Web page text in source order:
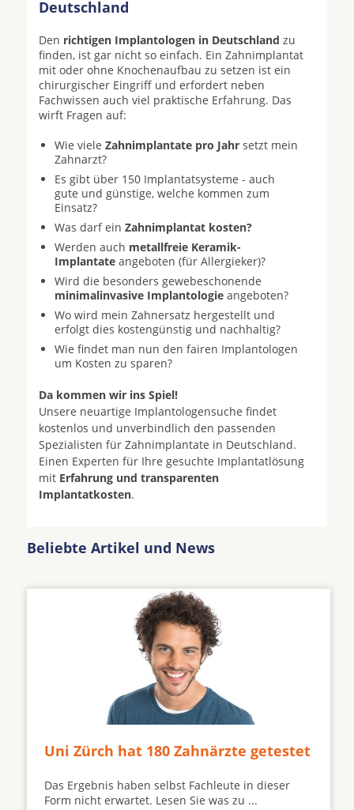
Deutschland
Den richtigen Implantologen in Deutschland zu
finden, ist gar nicht so einfach. Ein Zahnimplantat
mit oder ohne Knochenaufbau zu setzen ist ein
chirurgischer Eingriff und erfordert neben
Fachwissen auch viel praktische Erfahrung. Das
wirft Fragen auf:
Wie viele Zahnimplantate pro Jahr setzt mein
Zahnarzt?
Es gibt über 150 Implantatsysteme - auch
gute und günstige, welche kommen zum
Einsatz?
Was darf ein Zahnimplantat kosten?
Werden auch metallfreie Keramik-
Implantate angeboten (für Allergieker)?
Wird die besonders gewebeschonende
minimalinvasive Implantologie angeboten?
Wo wird mein Zahnersatz hergestellt und
erfolgt dies kostengünstig und nachhaltig?
Wie findet man nun den fairen Implantologen
um Kosten zu sparen?
Da kommen wir ins Spiel!
Unsere neuartige Implantologensuche findet
kostenlos und unverbindlich den passenden
Spezialisten für Zahnimplantate in Deutschland.
Einen Experten für Ihre gesuchte Implantatlösung
mit Erfahrung und transparenten
Implantatkosten.
Beliebte Artikel und News
Uni Zürch hat 180 Zahnärzte getestet
Das Ergebnis haben selbst Fachleute in dieser
Form nicht erwartet. Lesen Sie was zu ...